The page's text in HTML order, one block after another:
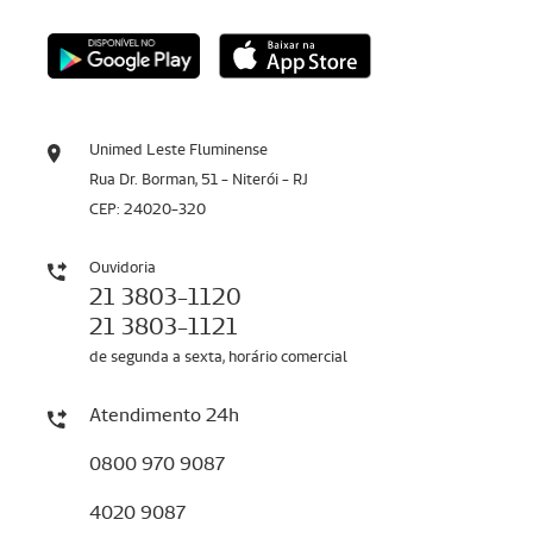
Unimed Leste Fluminense
Rua Dr. Borman, 51 - Niterói - RJ
CEP: 24020-320
Ouvidoria
21 3803-1120
21 3803-1121
de segunda a sexta, horário comercial
Atendimento 24h
0800 970 9087
4020 9087